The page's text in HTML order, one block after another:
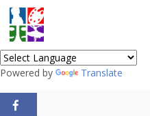
Powered by Translate